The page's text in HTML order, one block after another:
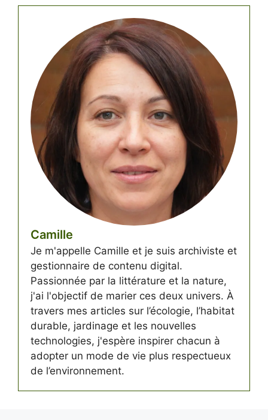
Camille
Je m'appelle Camille et je suis archiviste et
gestionnaire de contenu digital.
Passionnée par la littérature et la nature,
j'ai l'objectif de marier ces deux univers. À
travers mes articles sur l’écologie, l’habitat
durable, jardinage et les nouvelles
technologies, j'espère inspirer chacun à
adopter un mode de vie plus respectueux
de l’environnement.